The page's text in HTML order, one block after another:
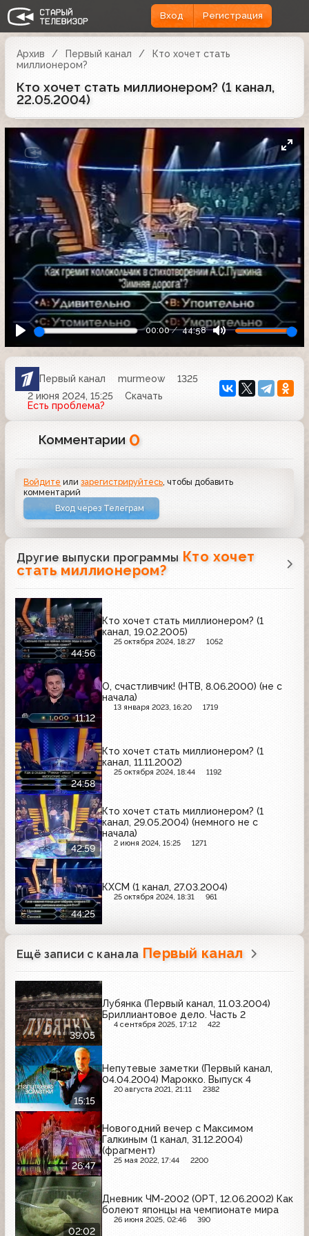
Вход Регистрация
Архив Первый канал
Кто хочет стать
миллионером?
Кто хочет стать миллионером? (1 канал,
22.05.2004)
00:00 44:58
Первый канал murmeow
1325
2 июня 2024, 15:25
Скачать
Есть проблема?
Комментарии 0
Войдите илизарегистрируйтесь , чтобы добавить
комментарий
Вход через Телеграм
Другие выпуски программы Кто хочет
стать миллионером?
44:56
Кто хочет стать миллионером? (1
канал, 19.02.2005)
25 октября 2024, 18:27 1052
11:12
О, счастливчик! (НТВ, 8.06.2000) (не с
начала)
13 января 2023, 16:20 1719
24:58
Кто хочет стать миллионером? (1
канал, 11.11.2002)
25 октября 2024, 18:44 1192
42:59
Кто хочет стать миллионером? (1
канал, 29.05.2004) (немного не с
начала)
2 июня 2024, 15:25 1271
44:25
КХСМ (1 канал, 27.03.2004)
25 октября 2024, 18:31 961
Ещё записи с канала Первый канал
39:05
Лубянка (Первый канал, 11.03.2004)
Бриллиантовое дело. Часть 2
4 сентября 2025, 17:12 422
15:15
Непутевые заметки (Первый канал,
04.04.2004) Марокко. Выпуск 4
20 августа 2021, 21:11 2382
26:47
Новогодний вечер с Максимом
Галкиным (1 канал, 31.12.2004)
(фрагмент)
25 мая 2022, 17:44 2200
02:02
Дневник ЧМ-2002 (ОРТ, 12.06.2002) Как
болеют японцы на чемпионате мира
26 июня 2025, 02:46 390